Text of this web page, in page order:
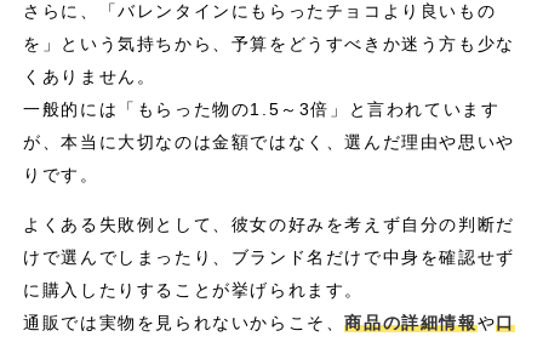
さらに、「バレンタインにもらったチョコより良いもの
を」という気持ちから、予算をどうすべきか迷う方も少な
くありません。
一般的には「もらった物の1.5～3倍」と言われています
が、本当に大切なのは金額ではなく、選んだ理由や思いや
りです。
よくある失敗例として、彼女の好みを考えず自分の判断だ
けで選んでしまったり、ブランド名だけで中身を確認せず
に購入したりすることが挙げられます。
通販では実物を見られないからこそ、商品の詳細情報や口